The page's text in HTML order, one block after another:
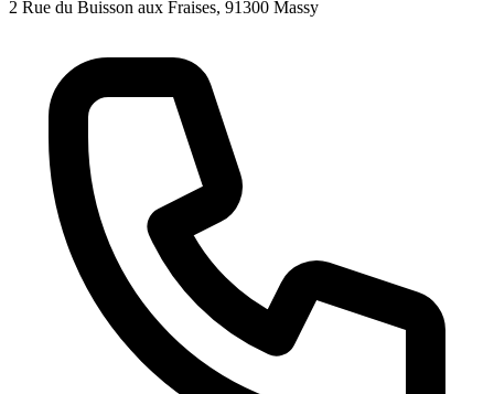
2 Rue du Buisson aux Fraises, 91300 Massy